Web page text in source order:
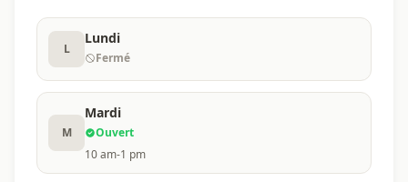
L
Lundi
Fermé
M
Mardi
Ouvert
10 am-1 pm